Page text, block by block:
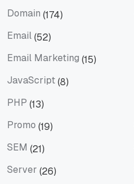
Domain (174)
Email(52)
Email Marketing (15)
JavaScript(8)
PHP (13)
Promo (19)
SEM (21)
Server (26)